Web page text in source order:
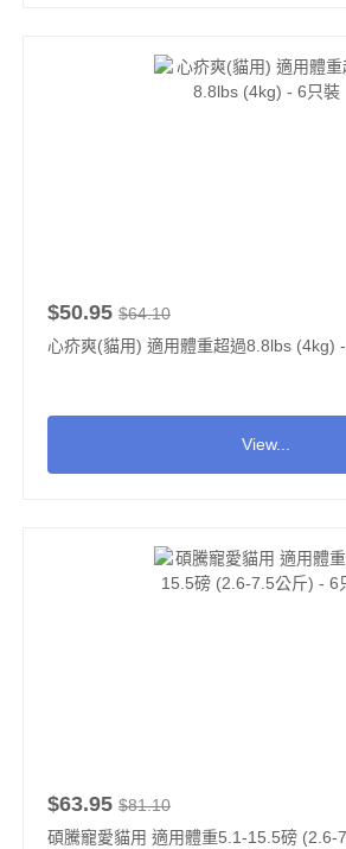
$50.95 $64.10
心疥爽(貓用) 適用體重超過8.8lbs (4kg)
View...
$63.95 $81.10
碩騰寵愛貓用 適用體重5.1-15.5磅 (2.6-